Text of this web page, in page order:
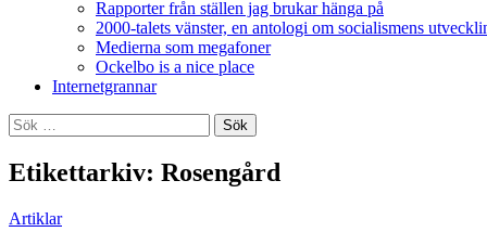
Rapporter från ställen jag brukar hänga på
2000-talets vänster, en antologi om socialismens
Medierna som megafoner
Ockelbo is a nice place
Internetgrannar
Sök
efter:
Etikettarkiv: Rosengård
Artiklar